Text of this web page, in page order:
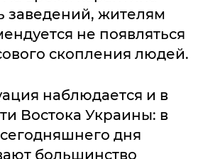
заведений, жителям
не появляться
скопления людей.
наблюдается и в
Востока Украины: в
дня
большинство